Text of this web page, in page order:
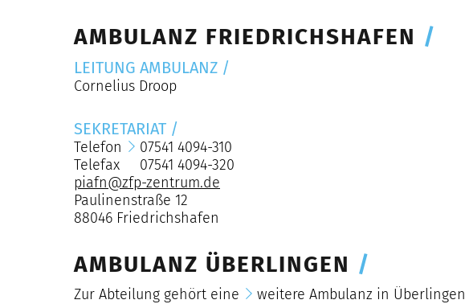
AMBULANZ FRIEDRICHSHAFEN /
LEITUNG AMBULANZ /
Cornelius Droop
SEKRETARIAT /
Telefon
07541 4094-310
Telefax 07541 4094-320
piafn@zfp-zentrum.de
Paulinenstraße 12
88046 Friedrichshafen
AMBULANZ ÜBERLINGEN /
Zur Abteilung gehört eine weitere Ambulanz in Überlingen